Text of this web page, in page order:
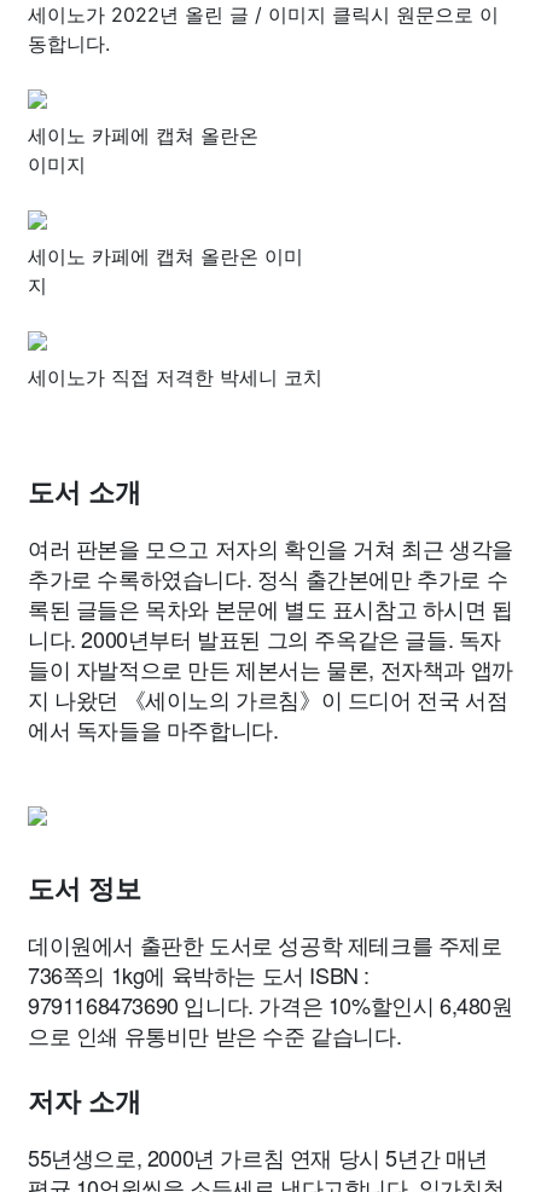
세이노가 2022년 올린 글 / 이미지 클릭시 원문으로 이
동합니다.
세이노 카페에 캡쳐 올란온
이미지
세이노 카페에 캡쳐 올란온 이미
지
세이노가 직접 저격한 박세니 코치
도서 소개
여러 판본을 모으고 저자의 확인을 거쳐 최근 생각을
추가로 수록하였습니다. 정식 출간본에만 추가로 수
록된 글들은 목차와 본문에 별도 표시참고 하시면 됩
니다. 2000년부터 발표된 그의 주옥같은 글들. 독자
들이 자발적으로 만든 제본서는 물론, 전자책과 앱까
지 나왔던 《세이노의 가르침》이 드디어 전국 서점
에서 독자들을 마주합니다.
도서 정보
데이원에서 출판한 도서로 성공학 제테크를 주제로
736쪽의 1kg에 육박하는 도서 ISBN :
9791168473690 입니다. 가격은 10%할인시 6,480원
으로 인쇄 유통비만 받은 수준 같습니다.
저자 소개
55년생으로, 2000년 가르침 연재 당시 5년간 매년